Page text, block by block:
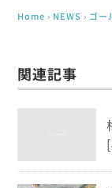
Home › NEWS › ゴー
関連記事